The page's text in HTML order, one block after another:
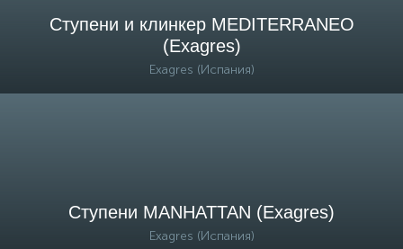
Ступени и клинкер MEDITERRANEO
(Exagres)
Exagres (Испания)
Ступени MANHATTAN (Exagres)
Exagres (Испания)